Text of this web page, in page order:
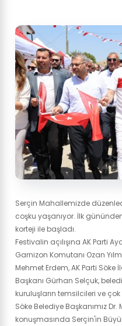
Serçin Mahallemizde
coşku yaşanıyor. İlk
korteji ile başladı.
Festivalin açılışına AK Parti
Garnizon Komutanı Ozan
Mehmet Erdem, AK Parti Söke
Başkanı Gürhan Selçuk,
kuruluşların temsilcileri ve
Söke Belediye Başkanımız
konuşmasında Serçin'in